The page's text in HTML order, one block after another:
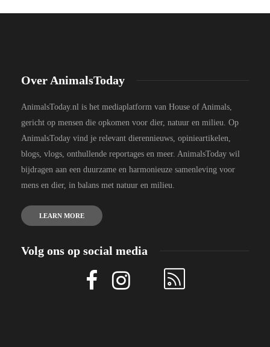
Over AnimalsToday
AnimalsToday.nl is het mediaplatform van House of Animals,
gericht op mensen die opkomen voor dier, natuur en milieu. Op
AnimalsToday vind je relevant dierennieuws, opinieartikelen,
blogs, vlogs, onthullende reportages en meer. AnimalsToday wil
bijdragen aan een duurzame en harmonieuze samenleving voor
mens en dier, in balans met natuur en milieu.
LEARN MORE
Volg ons op social media